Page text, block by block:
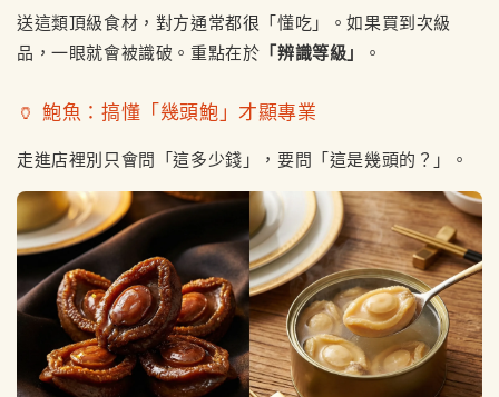
送這類頂級食材，對方通常都很「懂吃」。如果買到次級
品，一眼就會被識破。重點在於 「辨識等級」 。
🏺 鮑魚：搞懂「幾頭鮑」才顯專業
走進店裡別只會問「這多少錢」，要問「這是幾頭的？」。